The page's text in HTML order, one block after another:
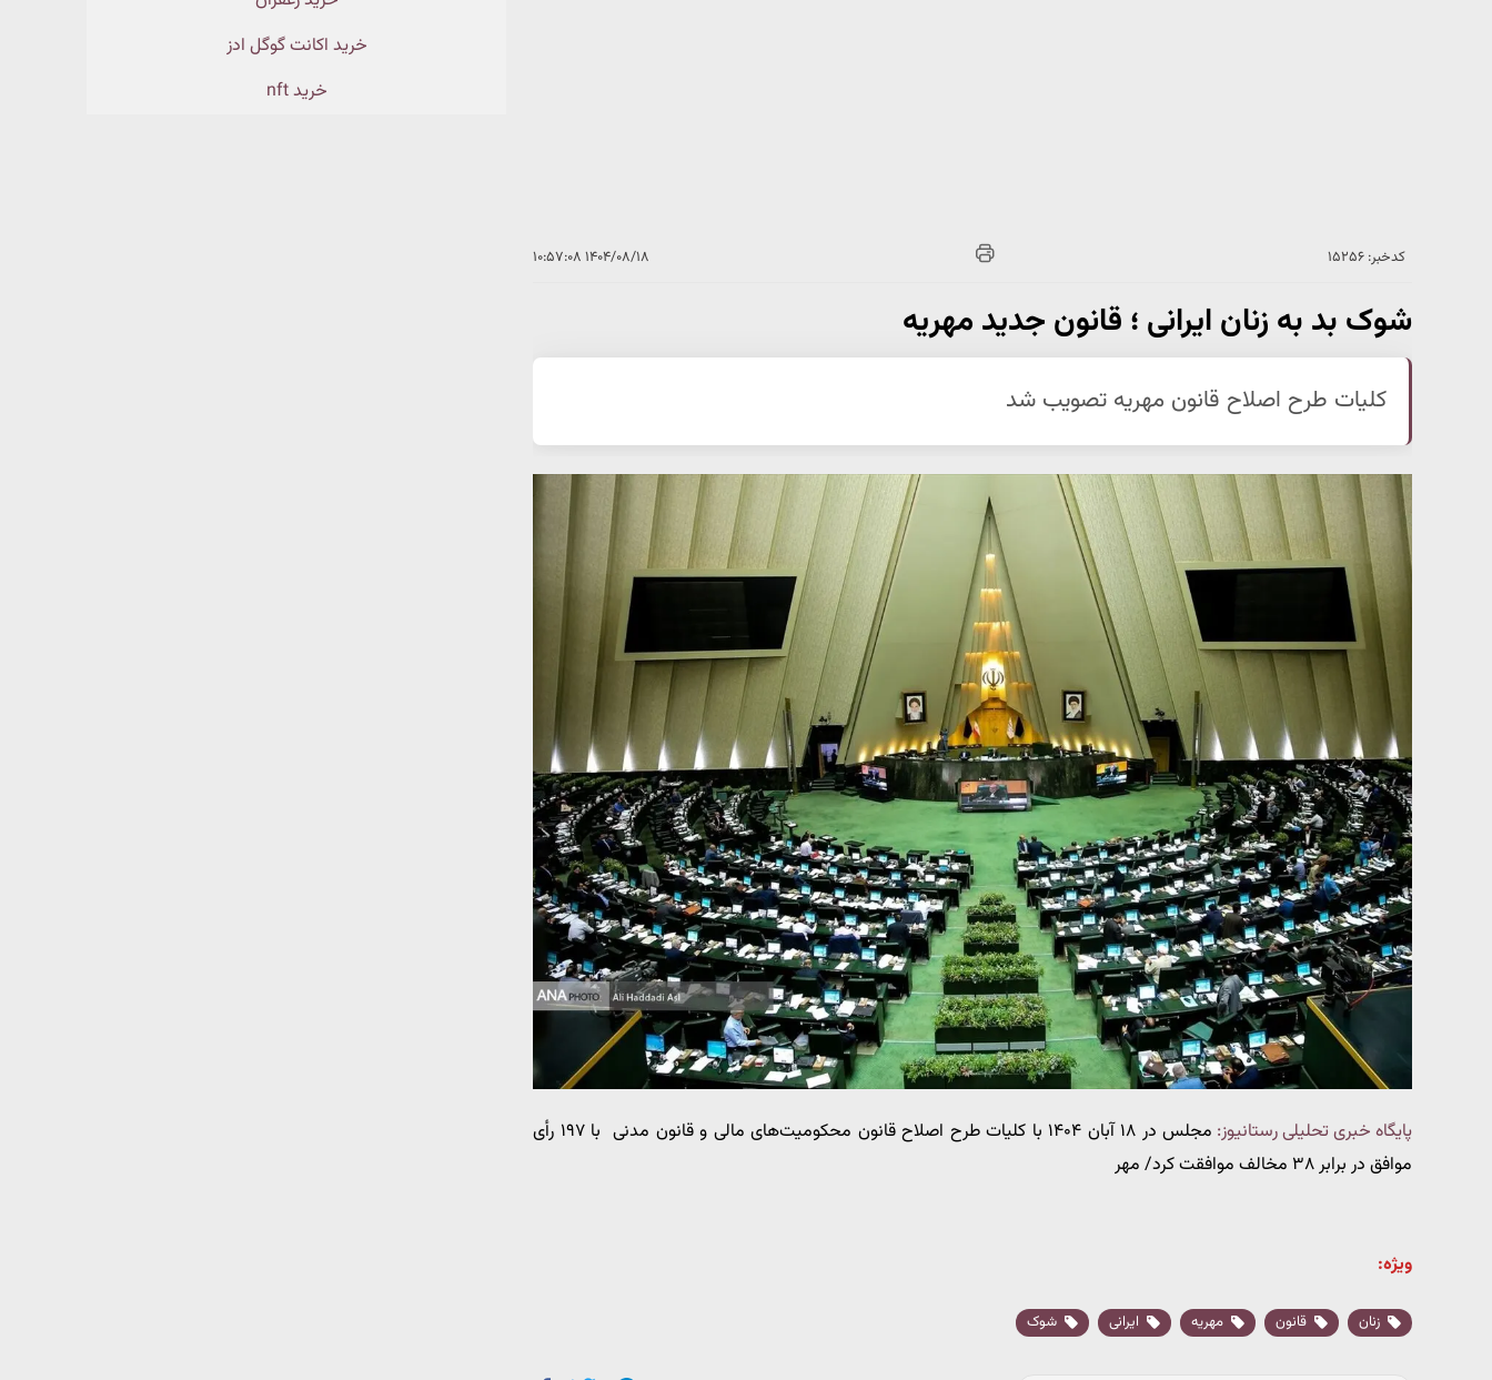
کدخبر: ۱۵۲۵۶ ۱۴۰۴/۰۸/۱۸ ۱۰:۵۷:۰۸
شوک بد به زنان ایرانی ؛ قانون جدید مهریه
کلیات طرح اصلاح قانون مهریه تصویب شد
پایگاه خبری تحلیلی رستانیوز:
مجلس در ۱۸ آبان ۱۴۰۴ با کلیات طرح اصلاح قانون محکومیت‌های مالی و قانون مدنی با ۱۹۷ رأی
موافق در برابر ۳۸ مخالف موافقت کرد/ مهر
ویژه:
زنان قانون مهریه ایرانی شوک
خرید اکانت گوگل ادز
خرید nft